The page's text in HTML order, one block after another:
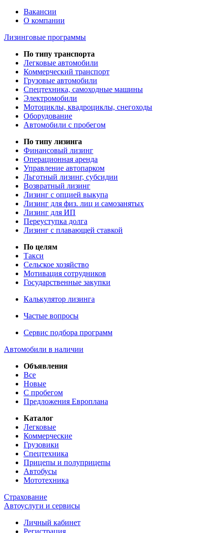
Вакансии
О компании
Лизинговые программы
По типу транспорта
Легковые автомобили
Коммерческий транспорт
Грузовые автомобили
Спецтехника, самоходные машины
Электромобили
Мотоциклы, квадроциклы, снегоходы
Оборудование
Автомобили с пробегом
По типу лизинга
Финансовый лизинг
Операционная аренда
Управление автопарком
Льготный лизинг, субсидии
Возвратный лизинг
Лизинг с опцией выкупа
Лизинг для физ. лиц и самозанятых
Лизинг для ИП
Переуступка долга
Лизинг с плавающей ставкой
По целям
Такси
Сельское хозяйство
Мотивация сотрудников
Государственные закупки
Калькулятор лизинга
Частые вопросы
Сервис подбора программ
Автомобили в наличии
Объявления
Все
Новые
С пробегом
Предложения Европлана
Каталог
Легковые
Коммерческие
Грузовики
Спецтехника
Прицепы и полуприцепы
Автобусы
Мототехника
Страхование
Автоуслуги и сервисы
Личный кабинет